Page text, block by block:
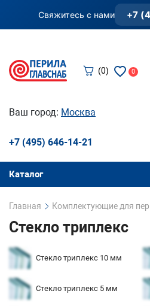
Свяжитесь с нами +7
(0) 0
Ваш город: Москва
+7 (495) 646-14-21
Каталог
Главная Комплектующие для
Стекло триплекс
Стекло триплекс 10 мм
Стекло триплекс 5 мм